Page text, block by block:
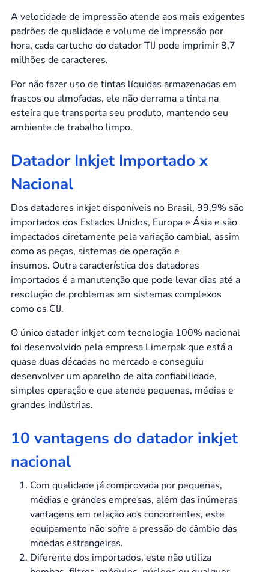
A velocidade de impressão atende aos mais exigentes
padrões de qualidade e volume de impressão por
hora, cada cartucho do datador TIJ pode imprimir 8,7
milhões de caracteres.
Por não fazer uso de tintas líquidas armazenadas em
frascos ou almofadas, ele não derrama a tinta na
esteira que transporta seu produto, mantendo seu
ambiente de trabalho limpo.
Datador Inkjet Importado x
Nacional
Dos datadores inkjet disponíveis no Brasil, 99,9% são
importados dos Estados Unidos, Europa e Ásia e são
impactados diretamente pela variação cambial, assim
como as peças, sistemas de operação e
insumos. Outra característica dos datadores
importados é a manutenção que pode levar dias até a
resolução de problemas em sistemas complexos
como os CIJ.
O único datador inkjet com tecnologia 100% nacional
foi desenvolvido pela empresa Limerpak que está a
quase duas décadas no mercado e conseguiu
desenvolver um aparelho de alta confiabilidade,
simples operação e que atende pequenas, médias e
grandes indústrias.
10 vantagens do datador inkjet
nacional
Com qualidade já comprovada por pequenas,
médias e grandes empresas, além das inúmeras
vantagens em relação aos concorrentes, este
equipamento não sofre a pressão do câmbio das
moedas estrangeiras.
Diferente dos importados, este não utiliza